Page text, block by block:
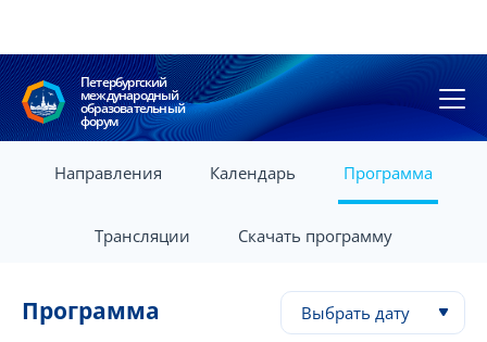
Петербургский
международный
образовательный
форум
Направления Календарь Программа
Трансляции Скачать программу
Программа Выбрать дату